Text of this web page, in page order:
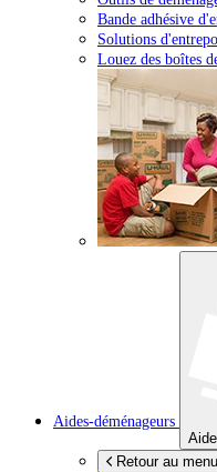
Bande adhésive
Solutions
Louez des boîtes
Aides-déménageurs
Retour au